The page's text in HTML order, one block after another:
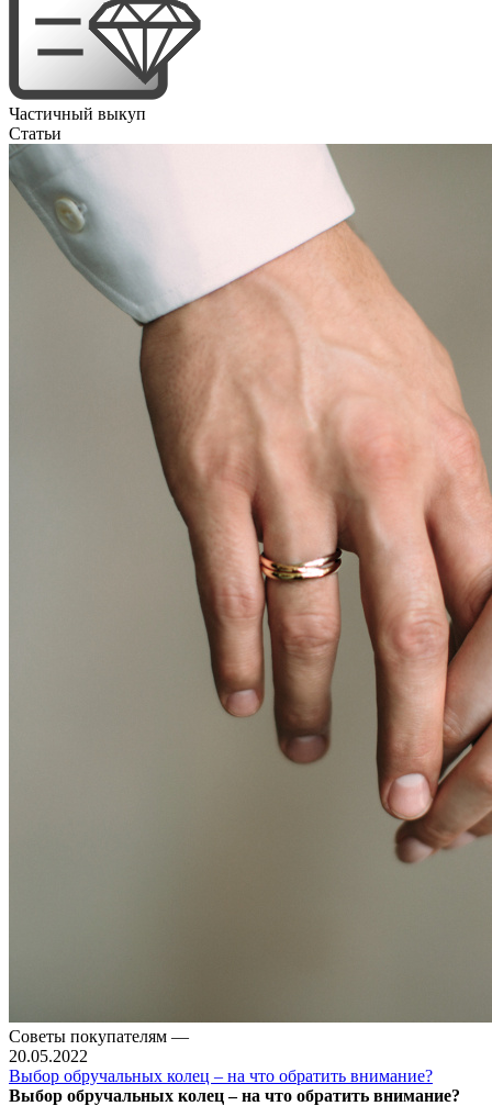
Частичный выкуп
Статьи
Советы покупателям —
20.05.2022
Выбор обручальных колец – на что обратить внимание?
Выбор обручальных колец – на что обратить внимание?